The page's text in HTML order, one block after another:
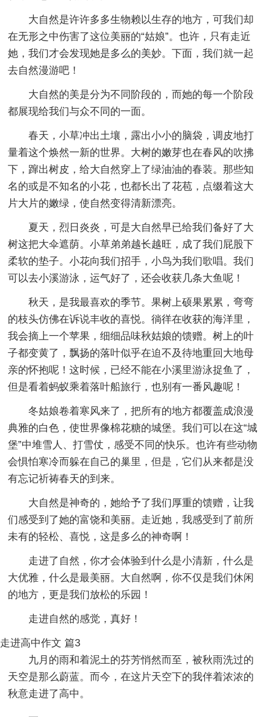
大自然是许许多多生物赖以生存的地方，可我们却
在无形之中伤害了这位美丽的“姑娘”。也许，只有走近
她，我们才会发现她是多么的美妙。下面，我们就一起
去自然漫游吧！
大自然的美是分为不同阶段的，而她的每一个阶段
都展现给我们与众不同的一面。
春天，小草冲出土壤，露出小小的脑袋，调皮地打
量着这个焕然一新的世界。大树的嫩芽也在春风的吹拂
下，蹿出树皮，给大自然穿上了绿油油的春装。那些知
名的或是不知名的小花，也都长出了花苞，点缀着这大
片大片的嫩绿，使自然变得清新漂亮。
夏天，烈日炎炎，可是大自然早已给我们备好了大
树这把大伞遮荫。小草弟弟越长越旺，成了我们屁股下
柔软的垫子。小花向我们招手，小鸟为我们歌唱。我们
可以去小溪游泳，运气好了，还会收获几条大鱼呢！
秋天，是我最喜欢的季节。果树上硕果累累，弯弯
的枝头仿佛在诉说丰收的喜悦。徜徉在收获的海洋里，
我会摘上一个苹果，细细品味秋姑娘的馈赠。树上的叶
子都变黄了，飘扬的落叶似乎在迫不及待地重回大地母
亲的怀抱呢！这时候，已经不能在小溪里游泳捉鱼了，
但是看着蚂蚁乘着落叶船旅行，也别有一番风趣呢！
冬姑娘卷着寒风来了，把所有的地方都覆盖成浪漫
典雅的白色，使世界像棉花糖的城堡。我们可以在这“城
堡”中堆雪人、打雪仗，感受不同的快乐。也许有些动物
会惧怕寒冷而躲在自己的巢里，但是，它们从来都是没
有忘记祈祷春天的到来。
大自然是神奇的，她给予了我们厚重的馈赠，让我
们感受到了她的富饶和美丽。走近她，我感受到了前所
未有的轻松、喜悦，这是多么的神奇啊！
走进了自然，你才会体验到什么是小清新，什么是
大优雅，什么是最美丽。大自然啊，你不仅是我们休闲
的地方，更是我们放松的乐园！
走进自然的感觉，真好！
走进高中作文 篇3
九月的雨和着泥土的芬芳悄然而至，被秋雨洗过的
天空是那么蔚蓝。而今，在这片天空下的我伴着浓浓的
秋意走进了高中。